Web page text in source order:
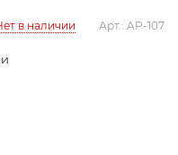
в наличии Арт.: AP-107